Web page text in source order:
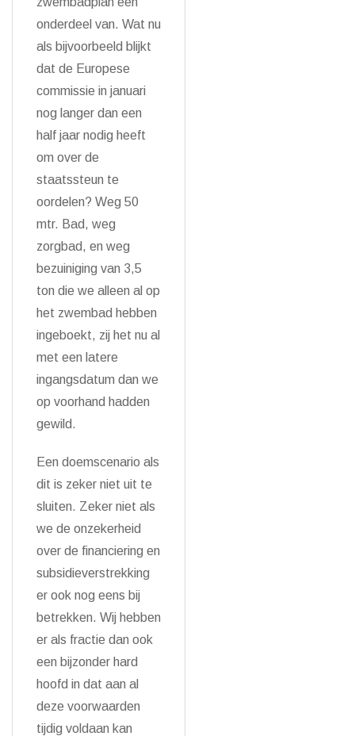
onderdeel van. Wat nu
als bijvoorbeeld blijkt
dat de Europese
commissie in januari
nog langer dan een
half jaar nodig heeft
om over de
staatssteun te
oordelen? Weg 50
mtr. Bad, weg
zorgbad, en weg
bezuiniging van 3,5
ton die we alleen al op
het zwembad hebben
ingeboekt, zij het nu al
met een latere
ingangsdatum dan we
op voorhand hadden
gewild.
Een doemscenario als
dit is zeker niet uit te
sluiten. Zeker niet als
we de onzekerheid
over de financiering en
subsidieverstrekking
er ook nog eens bij
betrekken. Wij hebben
er als fractie dan ook
een bijzonder hard
hoofd in dat aan al
deze voorwaarden
tijdig voldaan kan